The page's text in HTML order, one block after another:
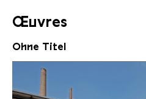
Œuvres
Ohne Titel